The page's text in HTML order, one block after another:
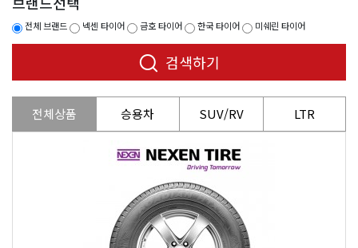
전체 브랜드 넥센 타이어 금호 타이어 한국 타이어 미쉐린 타이어
검색하기
전체상품 승용차 SUV/RV LTR